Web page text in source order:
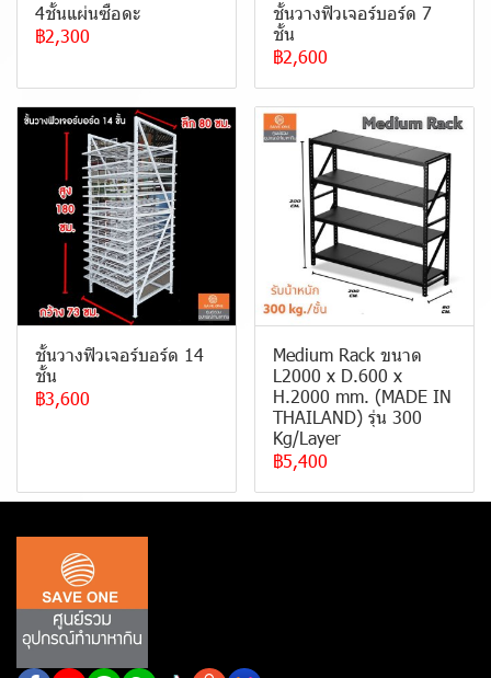
4ชั้นแผ่นซือดะ
฿2,300
ชั้นวางฟิวเจอร์บอร์ด 7
ชั้น
฿2,600
ชั้นวางฟิวเจอร์บอร์ด 14
ชั้น
฿3,600
Medium Rack ขนาด
L2000 x D.600 x
H.2000 mm. (MADE IN
THAILAND) รุ่น 300
Kg/Layer
฿5,400